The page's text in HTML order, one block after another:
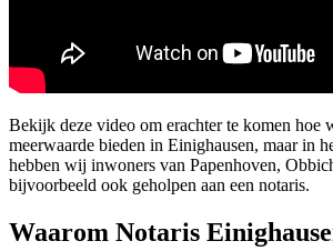
Bekijk deze video om erachter te komen hoe
meerwaarde bieden in Einighausen, maar in
hebben wij inwoners van Papenhoven,
bijvoorbeeld ook geholpen aan een notaris.
Waarom Notaris